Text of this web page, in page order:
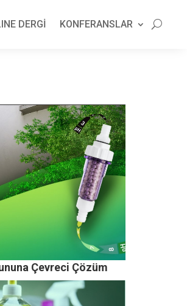
DERGİ KONFERANSLAR
Çevreci Çözüm